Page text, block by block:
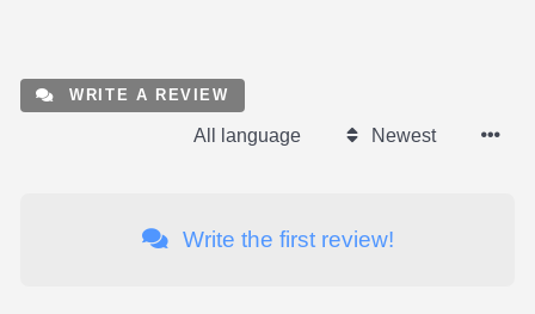
WRITE A REVIEW
All language Newest
Write the first review!